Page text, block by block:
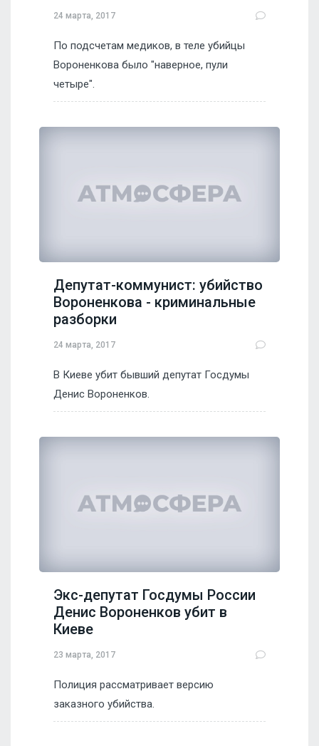
24 марта, 2017
По подсчетам медиков, в теле убийцы
Вороненкова было "наверное, пули
четыре".
Депутат-коммунист: убийство
Вороненкова - криминальные
разборки
24 марта, 2017
В Киеве убит бывший депутат Госдумы
Денис Вороненков.
Экс-депутат Госдумы России
Денис Вороненков убит в
Киеве
23 марта, 2017
Полиция рассматривает версию
заказного убийства.